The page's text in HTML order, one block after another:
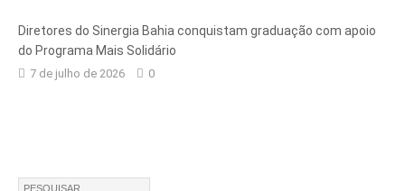
Diretores do Sinergia Bahia conquistam graduação com apoio
do Programa Mais Solidário
7 de julho de 2026 0